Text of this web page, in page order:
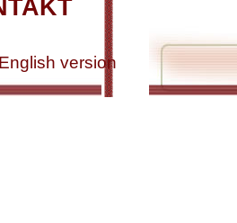
English version